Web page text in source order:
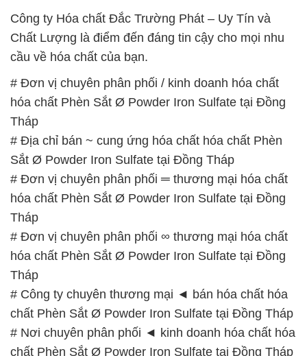
# Đơn vị chuyên phân phối ═ thương mại hóa chất
hóa chất Phèn Sắt Ø Powder Iron Sulfate tại Đồng
Tháp
hóa chất Phèn Sắt Ø Powder Iron Sulfate tại Đồng
Tháp
# Công ty chuyên thương mại ◄ bán hóa chất hóa
chất Phèn Sắt Ø Powder Iron Sulfate tại Đồng Tháp
# Nơi chuyên phân phối ◄ kinh doanh hóa chất hóa
chất Phèn Sắt Ø Powder Iron Sulfate tại Đồng Tháp
# Đơn vị bán │ kinh doanh hóa chất hóa chất Phèn
Sắt Ø Powder Iron Sulfate tại Đồng Tháp
# Nơi cung cấp # cung ứng hóa chất hóa chất Phèn
Sắt Ø Powder Iron Sulfate tại Đồng Tháp
# Cty chuyên bán ≤ phân phối hóa chất hóa chất
Phèn Sắt Ø Powder Iron Sulfate tại Đồng Tháp
# Địa chỉ phân phối ¯ cung ứng hóa chất hóa chất
Phèn Sắt Ø Powder Iron Sulfate tại Đồng Tháp